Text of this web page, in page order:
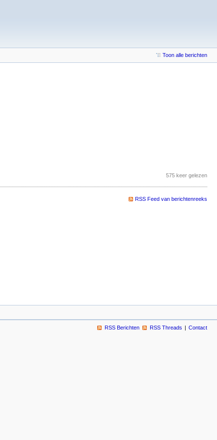
Toon alle berichten
575 keer gelezen
RSS Feed van berichtenreeks
RSS Berichten RSS Threads Contact